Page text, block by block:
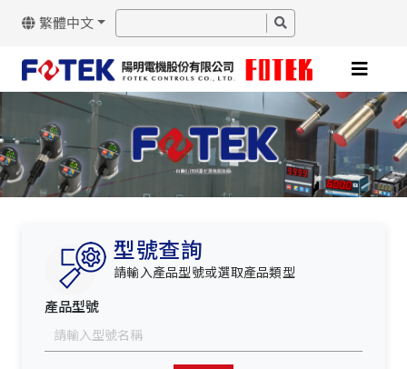
繁體中文
型號查詢
請輸入產品型號或選取產品類型
產品型號